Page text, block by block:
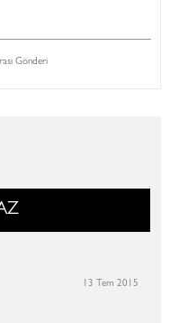
Gönderi
13 Tem 2015